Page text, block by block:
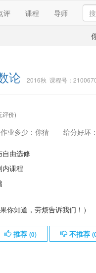
评 课程 导师
论 2016秋 课程号：
评价)
作业多少：你猜 给分好坏
自由选修
内课程
你知道，劳烦告诉我们！）
推荐 (0) 不推荐 (